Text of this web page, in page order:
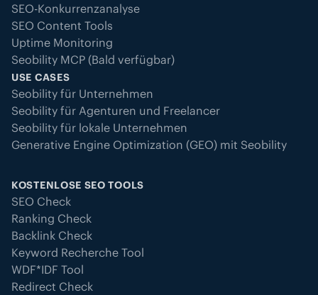
SEO-Konkurrenzanalyse
SEO Content Tools
Uptime Monitoring
Seobility MCP (Bald verfügbar)
USE CASES
Seobility für Unternehmen
Seobility für Agenturen und Freelancer
Seobility für lokale Unternehmen
Generative Engine Optimization (GEO) mit Seobility
KOSTENLOSE SEO TOOLS
SEO Check
Ranking Check
Backlink Check
Keyword Recherche Tool
WDF*IDF Tool
Redirect Check